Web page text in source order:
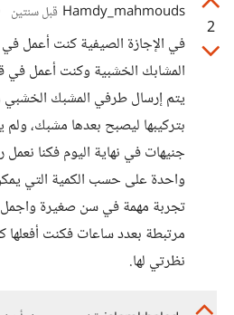
2
Hamdy_mahmouds قبل سنتين
في الإجازة الصيفية كنت أعمل
المشابك الخشبية وكنت أعمل
يتم إرسال طرفي المشبك الخشبي
بتركيبها ليصبح بعدها مشبك،
واحدة على حسب الكمية التي
تجربة مهمة في سن صغيرة واجمل
مرتبطة بعدد ساعات فكنت أفعلها
نظرتي لها.